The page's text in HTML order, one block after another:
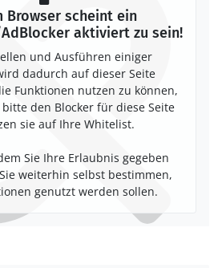
Browser scheint ein
aktiviert zu sein!
und Ausführen einiger
dadurch auf dieser Seite
Funktionen nutzen zu können,
den Blocker für diese Seite
sie auf Ihre Whitelist.
Sie Ihre Erlaubnis gegeben
weiterhin selbst bestimmen,
genutzt werden sollen.